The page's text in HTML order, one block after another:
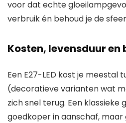
voor dat echte
verbruik én behoud je de
Kosten, levensduur en
Een E27-LED kost je meestal
(decoratieve varianten wat
zich snel terug. Een klassieke
goedkoper in aanschaf,